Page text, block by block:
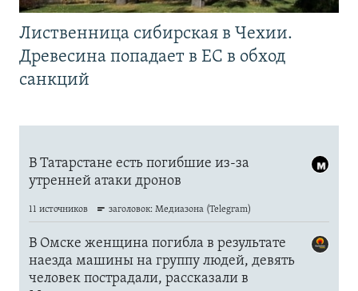
Лиственница сибирская в Чехии.
Древесина попадает в ЕС в обход
санкций